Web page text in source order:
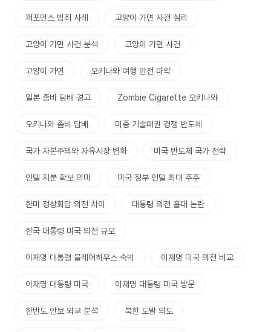
퍼포먼스 범죄 사례 고양이 가면 사건 심리
고양이 가면 사건 분석 고양이 가면 사건
고양이 가면 오키나와 여행 안전 마약
일본 좀비 담배 경고 Zombie Cigarette 오키나와
오키나와 좀비 담배 미중 기술패권 경쟁 반도체
국가 자본주의와 자유시장 변화 미국 반도체 국가 전략
인텔 지분 확보 의미 미국 정부 인텔 최대 주주
한미 정상회담 의전 차이 대통령 의전 홀대 논란
한국 대통령 미국 의전 규모
이재명 대통령 블레어하우스 숙박 이재명 미국 의전 비교
이재명 대통령 미국 이재명 대통령 미국 방문
한반도 안보 외교 분석 북한 도발 의도